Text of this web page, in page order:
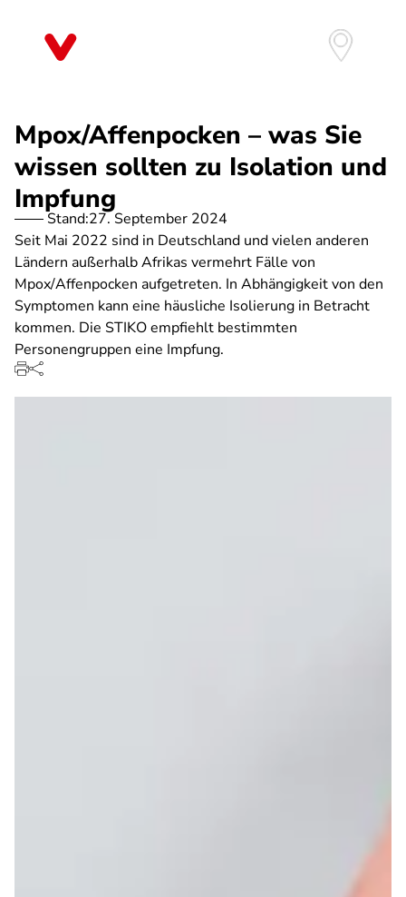
Mpox/Affenpocken – was Sie
wissen sollten zu Isolation und
Impfung
Stand:27. September 2024
Seit Mai 2022 sind in Deutschland und vielen anderen
Ländern außerhalb Afrikas vermehrt Fälle von
Mpox/Affenpocken aufgetreten. In Abhängigkeit von den
Symptomen kann eine häusliche Isolierung in Betracht
kommen. Die STIKO empfiehlt bestimmten
Personengruppen eine Impfung.